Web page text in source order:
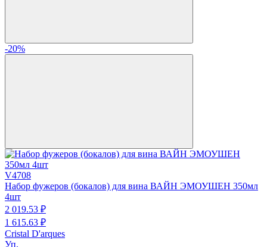
-20%
V4708
Набор фужеров (бокалов) для вина ВАЙН ЭМОУШЕН 350мл
4шт
2 019.53 ₽
1 615.63 ₽
Cristal D'arques
Уп.